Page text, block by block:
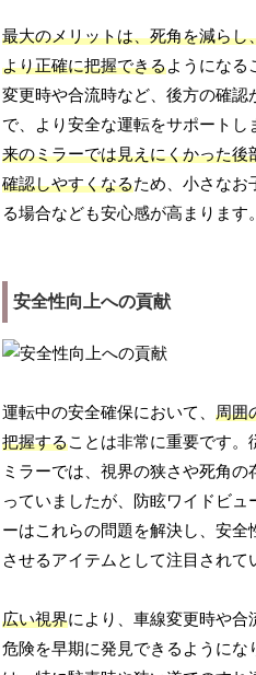
最大のメリットは、死角を減らし
より正確に把握できるようになる
変更時や合流時など、後方の確認
で、より安全な運転をサポートし
来のミラーでは見えにくかった後
確認しやすくなるため、小さなお
る場合なども安心感が高まります。
安全性向上への貢献
運転中の安全確保において、周囲
把握することは非常に重要です。
ミラーでは、視界の狭さや死角の
っていましたが、防眩ワイドビュ
ーはこれらの問題を解決し、安全
させるアイテムとして注目されて
広い視界により、車線変更時や合
危険を早期に発見できるようにな